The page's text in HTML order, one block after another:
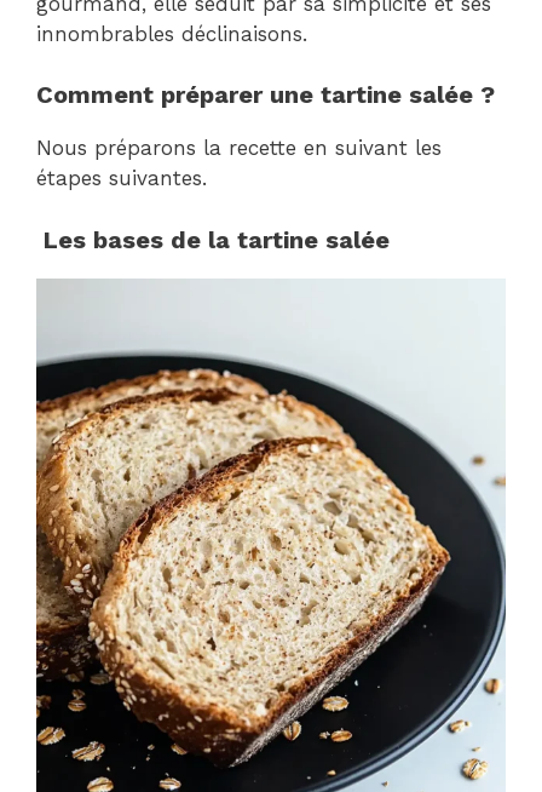
innombrables déclinaisons.
Comment préparer une tartine salée ?
Nous préparons la recette en suivant les
étapes suivantes.
Les bases de la tartine salée